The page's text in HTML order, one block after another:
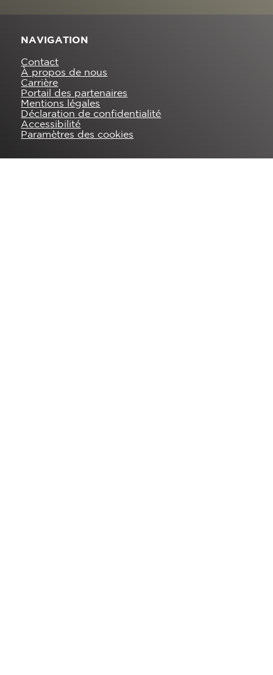
NAVIGATION
Contact
À propos de nous
Carrière
Portail des partenaires
Mentions légales
Déclaration de confidentialité
Accessibilité
Paramètres des cookies